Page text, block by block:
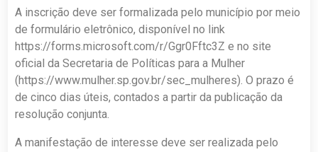
A inscrição deve ser formalizada pelo município por meio
de formulário eletrônico, disponível no link
https://forms.microsoft.com/r/Ggr0Fftc3Z e no site
oficial da Secretaria de Políticas para a Mulher
(https://www.mulher.sp.gov.br/sec_mulheres). O prazo é
de cinco dias úteis, contados a partir da publicação da
resolução conjunta.
A manifestação de interesse deve ser realizada pelo